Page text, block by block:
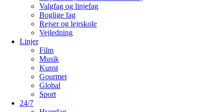
Valgfag og linjefag
Boglige fag
Rejser og lejrskole
Vejledning
Linjer
Film
Musik
Kunst
Gourmet
Global
Sport
24/7